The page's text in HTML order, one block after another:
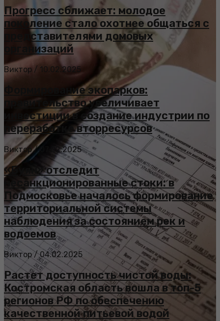
Прогресс сближает: молодое
поколение стало охотнее общаться с
представителями домовых
организаций
Виктор / 10.02.2025
Формирование экопарков:
правительство увеличивает
инвестиции в создание индустрии по
переработке вторресурсов
Виктор / 07.02.2025
«Буян» отследит
несанкционированные стоки: в
Подмосковье началось формирование
территориальной системы
наблюдения за состоянием рек и
водоемов
Виктор / 04.02.2025
Растет доступность чистой воды:
Костромская область вошла в топ-5
регионов РФ по обеспечению
качественной питьевой водой